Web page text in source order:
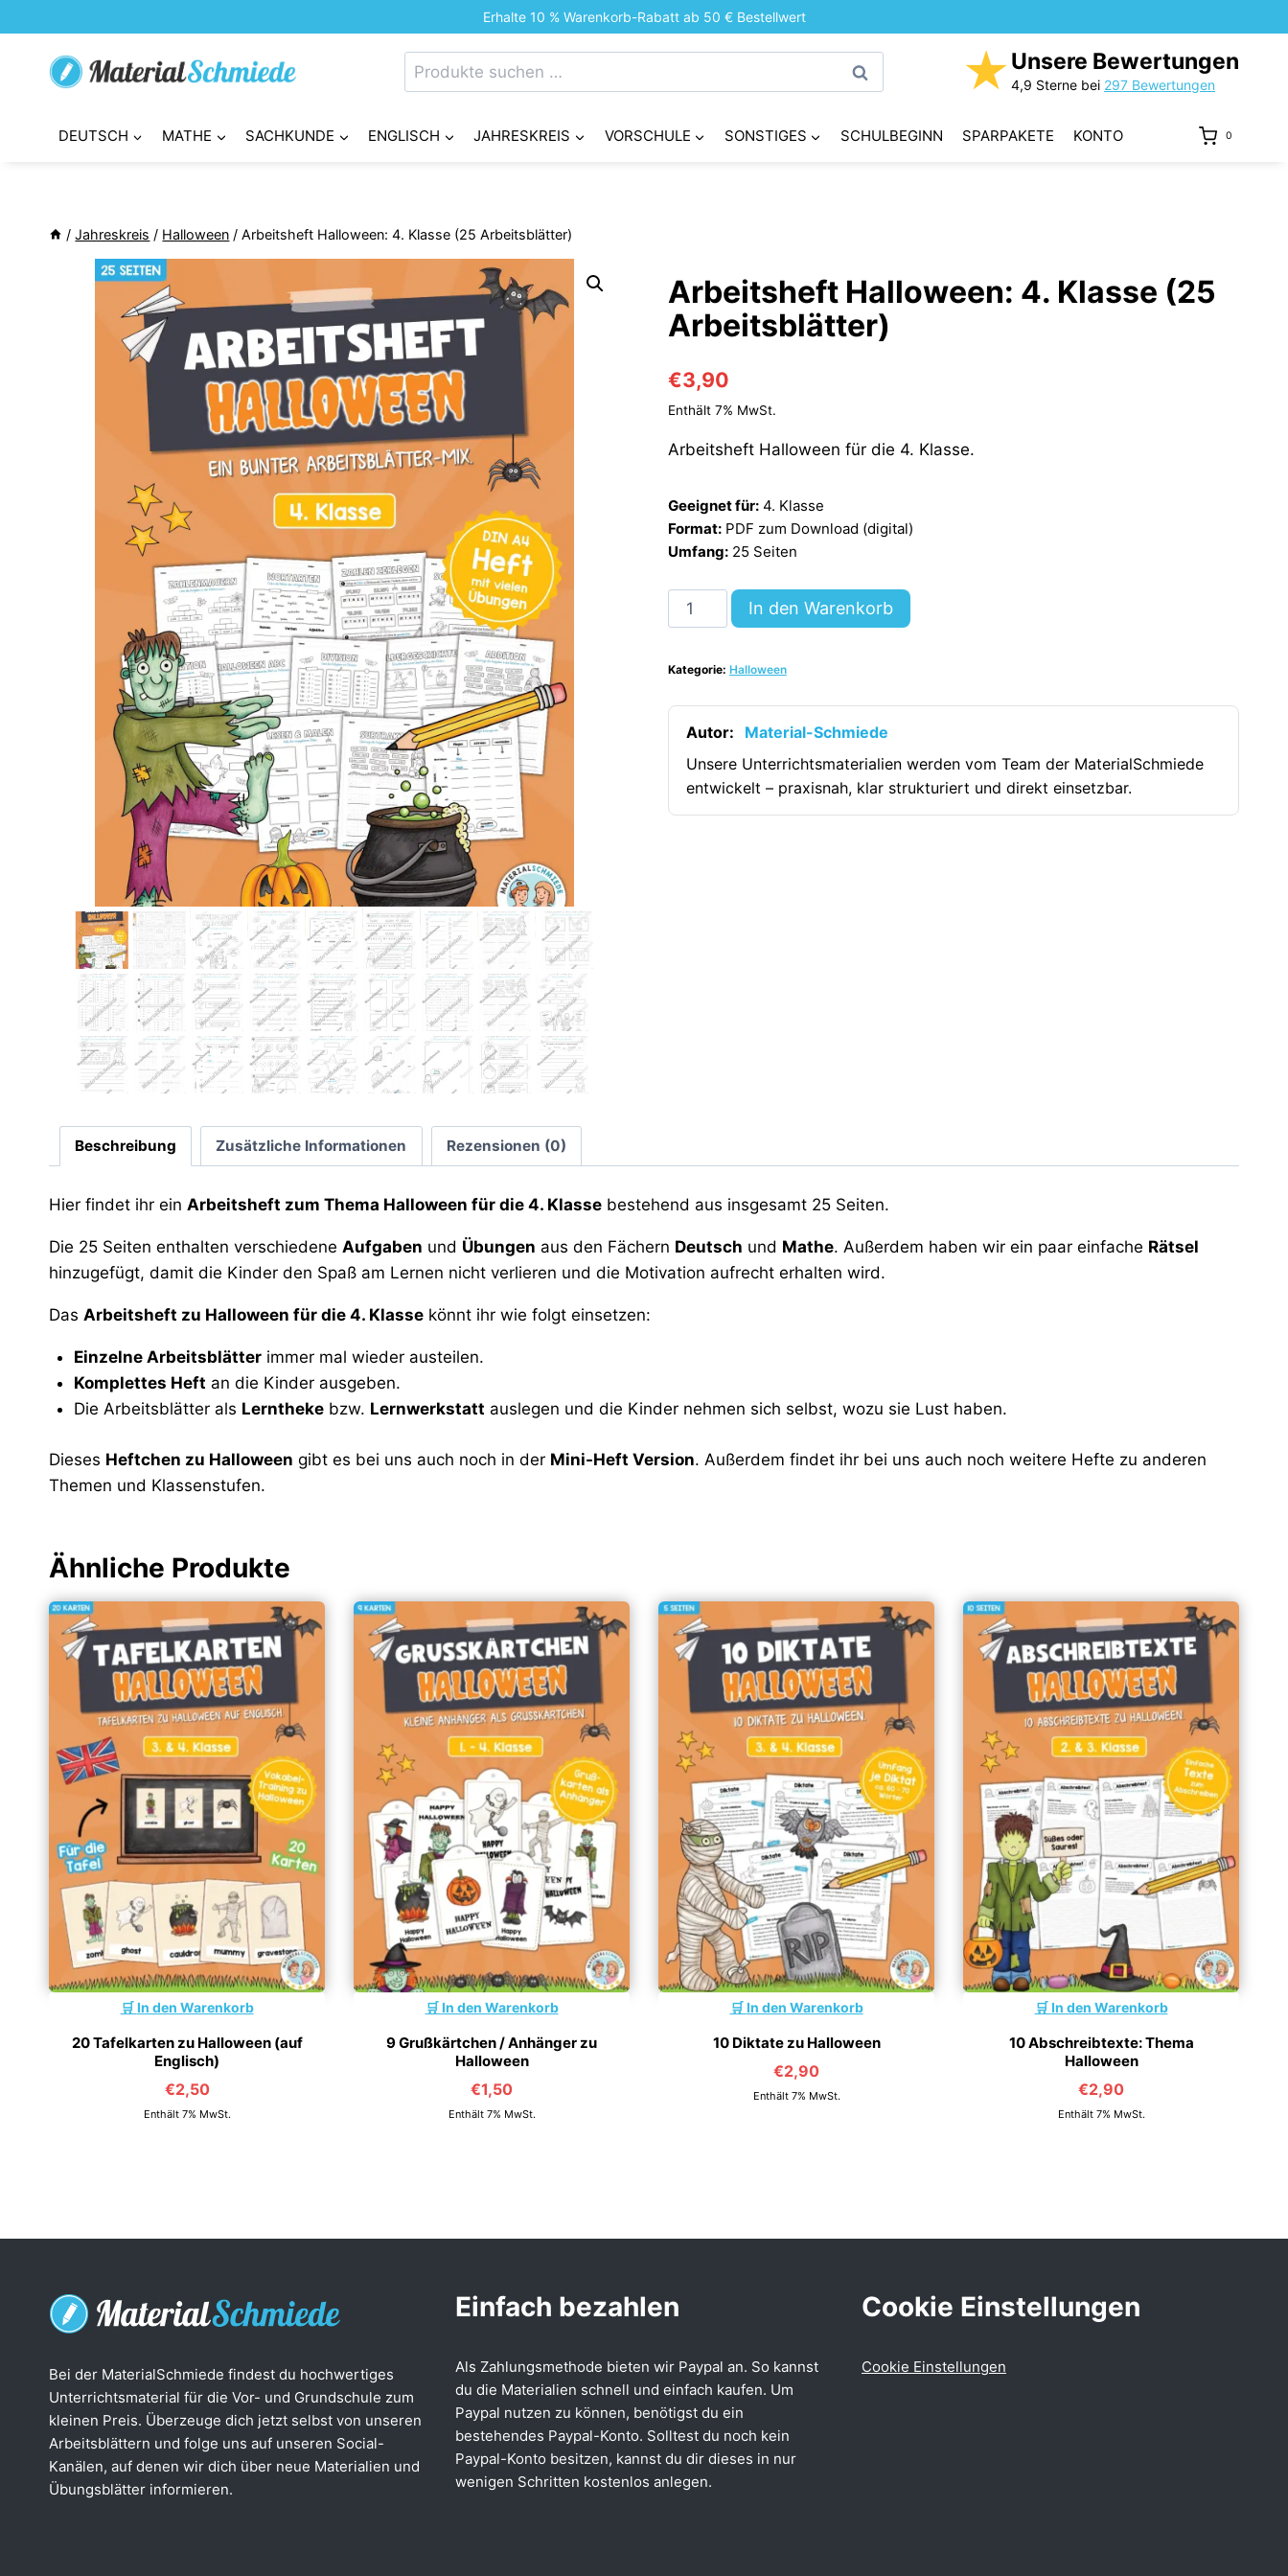
Inhalt
springen
Erhalte 10 % Warenkorb-Rabatt ab 50 € Bestellwert
Suchen
nach:
Suchen ★ Unsere Bewertungen
4,9 Sterne bei 297 Bewertungen
DEUTSCH MATHE SACHKUNDE ENGLISCH JAHRESKREIS VORSCHULE SONSTIGES SCHULBEGINN SPARPAKETE KONTO 0
/ Jahreskreis / Halloween / Arbeitsheft Halloween: 4. Klasse (25 Arbeitsblätter)
Arbeitsheft Halloween: 4. Klasse (25
Arbeitsblätter)
€3,90
Enthält 7% MwSt.
Arbeitsheft Halloween für die 4. Klasse.
Geeignet für: 4. Klasse
Format: PDF zum Download (digital)
Umfang: 25 Seiten
Arbeitsheft
Halloween:
Klasse
(25
Arbeitsblätter)
[Digital]
Menge
In den Warenkorb
Kategorie: Halloween
Autor:
Material-Schmiede
Unsere Unterrichtsmaterialien werden vom Team der MaterialSchmiede
entwickelt – praxisnah, klar strukturiert und direkt einsetzbar.
Beschreibung Zusätzliche Informationen Rezensionen (0)
Hier findet ihr ein Arbeitsheft zum Thema Halloween für die 4. Klasse bestehend aus insgesamt 25 Seiten.
Die 25 Seiten enthalten verschiedene Aufgaben und Übungen aus den Fächern Deutsch und Mathe. Außerdem haben wir ein paar einfache Rätsel
hinzugefügt, damit die Kinder den Spaß am Lernen nicht verlieren und die Motivation aufrecht erhalten wird.
Das Arbeitsheft zu Halloween für die 4. Klasse könnt ihr wie folgt einsetzen:
Einzelne Arbeitsblätterimmer mal wieder austeilen.
Komplettes Heft an die Kinder ausgeben.
Die Arbeitsblätter als Lernthekebzw. Lernwerkstatt auslegen und die Kinder nehmen sich selbst, wozu sie Lust haben.
Dieses Heftchen zu Halloween gibt es bei uns auch noch in der Mini-Heft Version. Außerdem findet ihr bei uns auch noch weitere Hefte zu anderen
Themen und Klassenstufen.
Ähnliche Produkte
In den Warenkorb
20 Tafelkarten zu Halloween (auf
Englisch)
€2,50
Enthält 7% MwSt.
In den Warenkorb
9 Grußkärtchen / Anhänger zu
Halloween
€1,50
Enthält 7% MwSt.
In den Warenkorb
10 Diktate zu Halloween
€2,90
Enthält 7% MwSt.
In den Warenkorb
10 Abschreibtexte: Thema
Halloween
€2,90
Enthält 7% MwSt.
Bei der MaterialSchmiede findest du hochwertiges
Unterrichtsmaterial für die Vor- und Grundschule zum
kleinen Preis. Überzeuge dich jetzt selbst von unseren
Arbeitsblättern und folge uns auf unseren Social-
Kanälen, auf denen wir dich über neue Materialien und
Übungsblätter informieren.
Einfach bezahlen
Als Zahlungsmethode bieten wir Paypal an. So kannst
du die Materialien schnell und einfach kaufen. Um
Paypal nutzen zu können, benötigst du ein
bestehendes Paypal-Konto. Solltest du noch kein
Paypal-Konto besitzen, kannst du dir dieses in nur
wenigen Schritten kostenlos anlegen.
Cookie Einstellungen
Cookie Einstellungen